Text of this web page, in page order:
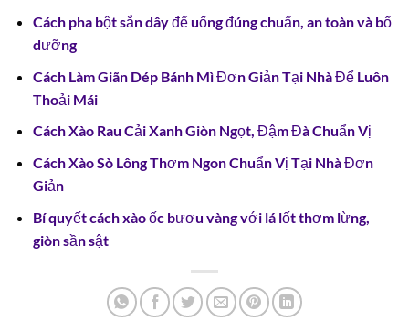
Cách pha bột sắn dây để uống đúng chuẩn, an toàn và bổ
dưỡng
Cách Làm Giãn Dép Bánh Mì Đơn Giản Tại Nhà Để Luôn
Thoải Mái
Cách Xào Rau Cải Xanh Giòn Ngọt, Đậm Đà Chuẩn Vị
Cách Xào Sò Lông Thơm Ngon Chuẩn Vị Tại Nhà Đơn
Giản
Bí quyết cách xào ốc bươu vàng với lá lốt thơm lừng,
giòn sần sật